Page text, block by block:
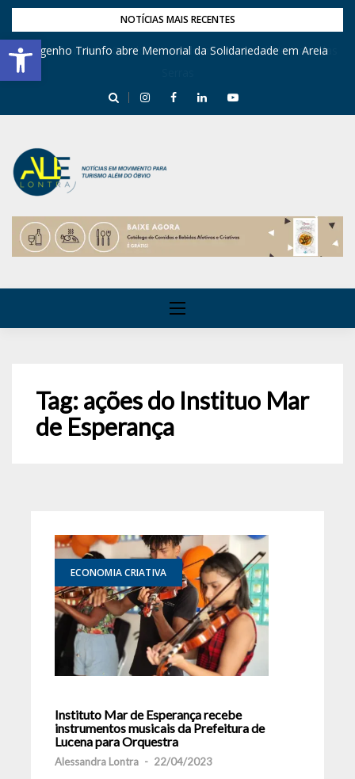
Barra de Ferramentas Aberta
NOTÍCIAS MAIS RECENTES
Engenho Triunfo abre Memorial da Solidariedade em Areia
Tag:ações do Instituo Mar
de Esperança
ECONOMIA CRIATIVA
Instituto Mar de Esperança recebe
instrumentos musicais da Prefeitura de
Lucena para Orquestra
Alessandra Lontra - 22/04/2023